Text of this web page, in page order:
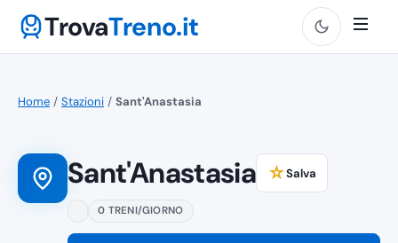
TrovaTreno.it
Home / Stazioni / Sant'Anastasia
Sant'Anastasia ☆Salva
0 TRENI/GIORNO